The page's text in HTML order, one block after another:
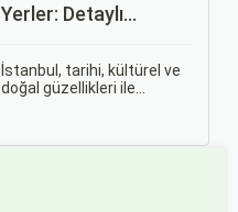
Yerler: Detaylı
İstanbul, tarihi, kültürel ve
doğal güzellikleri ile